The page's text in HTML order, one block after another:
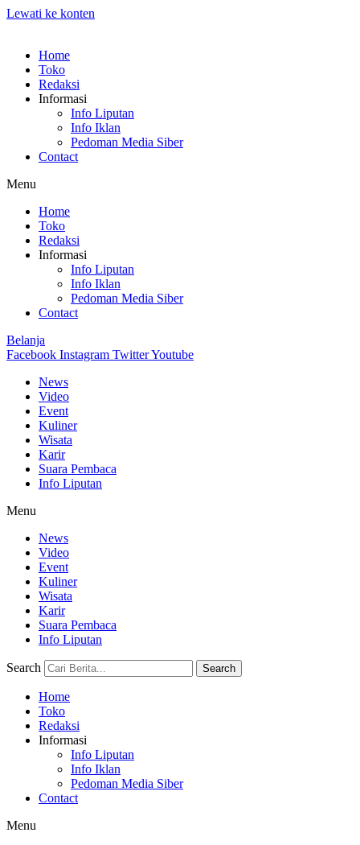
Lewati ke konten
Home
Toko
Redaksi
Informasi
Info Liputan
Info Iklan
Pedoman Media Siber
Contact
Menu
Home
Toko
Redaksi
Informasi
Info Liputan
Info Iklan
Pedoman Media Siber
Contact
Belanja
Facebook Instagram TwitterYoutube
News
Video
Event
Kuliner
Wisata
Karir
Suara Pembaca
Info Liputan
Menu
News
Video
Event
Kuliner
Wisata
Karir
Suara Pembaca
Info Liputan
Search Search
Home
Toko
Redaksi
Informasi
Info Liputan
Info Iklan
Pedoman Media Siber
Contact
Menu